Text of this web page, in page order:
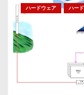
ハードウェア
ハー